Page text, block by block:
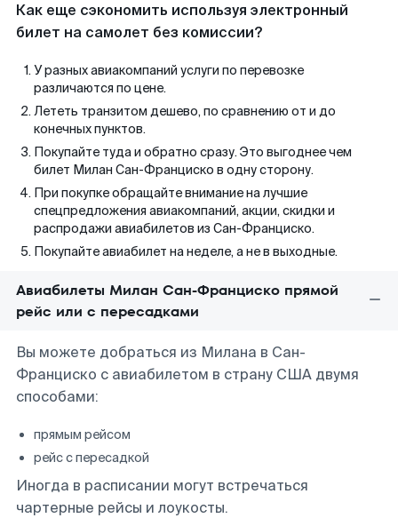
Как еще сэкономить используя электронный
билет на самолет без комиссии?
У разных авиакомпаний услуги по перевозке
различаются по цене.
Лететь транзитом дешево, по сравнению от и до
конечных пунктов.
Покупайте туда и обратно сразу. Это выгоднее чем
билет Милан Сан-Франциско в одну сторону.
При покупке обращайте внимание на лучшие
спецпредложения авиакомпаний, акции, скидки и
распродажи авиабилетов из Сан-Франциско.
Покупайте авиабилет на неделе, а не в выходные.
Авиабилеты Милан Сан-Франциско прямой
рейс или с пересадками
Вы можете добраться из Милана в Сан-
Франциско с авиабилетом в страну США двумя
способами:
прямым рейсом
рейс с пересадкой
Иногда в расписании могут встречаться
чартерные рейсы и лоукосты.